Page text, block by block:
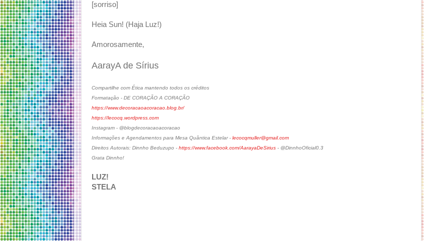
[sorriso]
Heia Sun! (Haja Luz!)
Amorosamente,
AarayA de Sírius
Compartilhe com Ética mantendo todos os créditos
Formatação - DE CORAÇÃO A CORAÇÃO
https://www.decoracaoacoracao.blog.br/
https://lecocq.wordpress.com
Instagram - @blogdecoracaoacoracao
Informações e Agendamentos para Mesa Quântica Estelar - lecocqmuller@gmail.com
Direitos Autorais: Dinnho Beduzupo - https://www.facebook.com/AarayaDeSirius - @DinnhoOficial0.3
Grata Dinnho!
LUZ!
STELA